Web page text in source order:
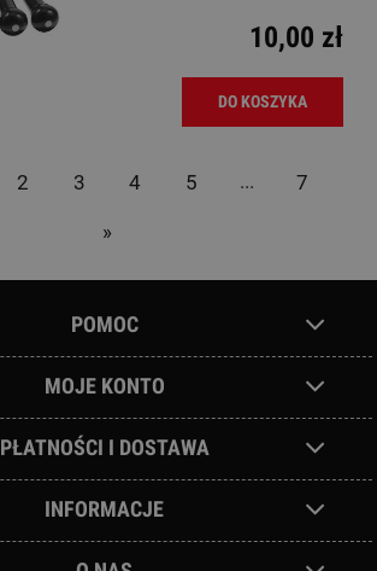
10,00 zł
DO KOSZYKA
2 3 4 5 ... 7
»
POMOC
MOJE KONTO
PŁATNOŚCI I DOSTAWA
INFORMACJE